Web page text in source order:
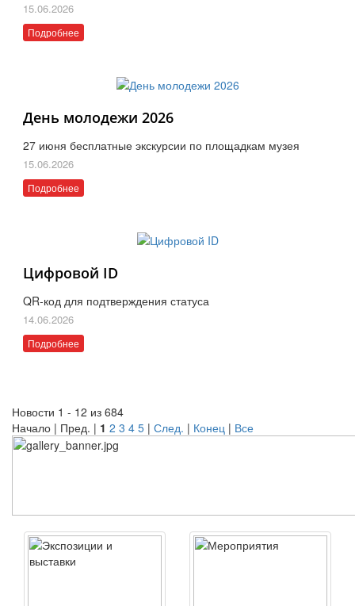
15.06.2026
Подробнее
День молодежи 2026
27 июня бесплатные экскурсии по площадкам музея
15.06.2026
Подробнее
Цифровой ID
QR-код для подтверждения статуса
14.06.2026
Подробнее
Новости 1 - 12 из 684
Начало | Пред. | 1 2 3 4 5 | След. | Конец | Все